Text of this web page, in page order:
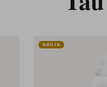
NAUJA